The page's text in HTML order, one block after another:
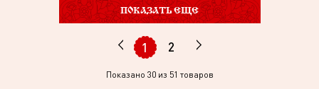
ПОКАЗАТЬ ЕЩЕ
1 2
Показано 30из 51 товаров